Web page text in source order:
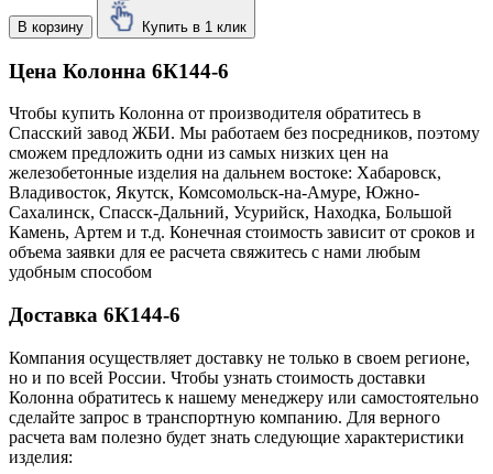
В корзину Купить в 1 клик
Цена Колонна 6К144-6
Чтобы купить Колонна от производителя обратитесь в
Cпасский завод ЖБИ. Мы работаем без посредников, поэтому
сможем предложить одни из самых низких цен на
железобетонные изделия на дальнем востоке: Хабаровск,
Владивосток, Якутск, Комсомольск-на-Амуре, Южно-
Сахалинск, Спасск-Дальний, Усурийск, Находка, Большой
Камень, Артем и т.д. Конечная стоимость зависит от сроков и
объема заявки для ее расчета свяжитесь с нами любым
удобным способом
Доставка 6К144-6
Компания осуществляет доставку не только в своем регионе,
но и по всей России. Чтобы узнать стоимость доставки
Колонна обратитесь к нашему менеджеру или самостоятельно
сделайте запрос в транспортную компанию. Для верного
расчета вам полезно будет знать следующие характеристики
изделия: